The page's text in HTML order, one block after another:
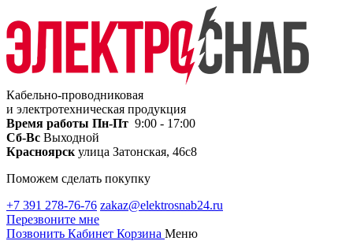
Кабельно-проводниковая
и электротехническая продукция
Время работы Пн-Пт 9:00 - 17:00
Сб-Вс Выходной
Красноярск улица Затонская, 46с8
Поможем сделать покупку
+7 391 278-76-76 zakaz@elektrosnab24.ru
Перезвоните мне
Позвонить Кабинет Корзина Меню